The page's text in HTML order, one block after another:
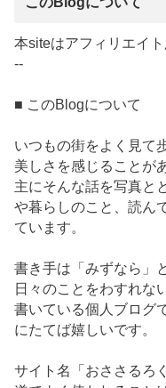
本siteはアフィリエイ
--
■ このBlogについて
いつもの街をよく見て
美しさを感じることが
主にそんな話を写真と
や暮らしのこと、読ん
ています。
書き手は「みずなら」
日々のことをわすれな
書いている個人ブログ
にたてば嬉しいです。
サイト名「おささるろ